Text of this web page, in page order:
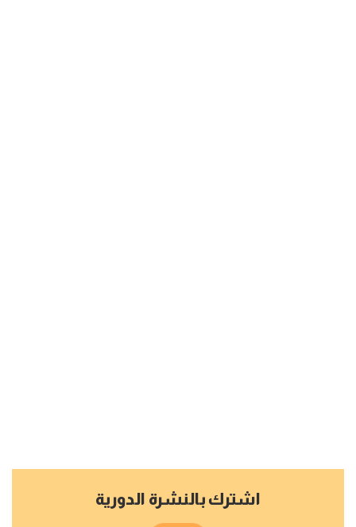
اشترك بالنشرة الدورية